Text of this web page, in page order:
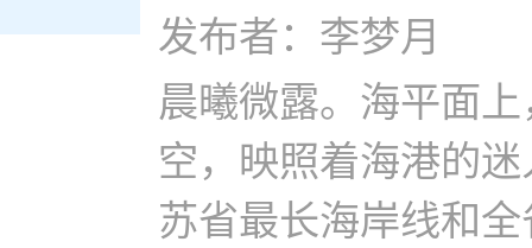
发布者：李梦月
晨曦微露。海平面
空，映照着海港的
苏省最长海岸线和